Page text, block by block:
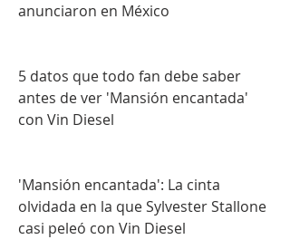
anunciaron en México
5 datos que todo fan debe saber
antes de ver 'Mansión encantada'
con Vin Diesel
'Mansión encantada': La cinta
olvidada en la que Sylvester Stallone
casi peleó con Vin Diesel